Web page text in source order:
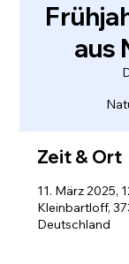
aus
Zeit & Ort
11. März 2025,
Kleinbartloff,
Deutschland